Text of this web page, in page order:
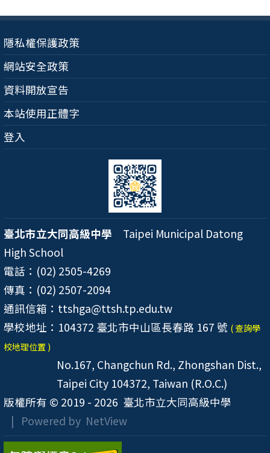
隱私權保護政策
網站安全政策
資料開放宣告
本站使用正體字
登入
臺北市立大同高級中學 Taipei Municipal Datong
High School
電話：(02) 2505-4269
傳真：(02) 2507-2094
通訊信箱：ttshga@ttsh.tp.edu.tw
學校地址：104372 臺北市中山區長春路 167 號 ( 查詢學
校地理位置 )
No.167, Changchun Rd., Zhongshan Dist.,
Taipei City 104372, Taiwan (R.O.C.)
版權所有 © 2019 - 2026 臺北市立大同高級中學
| Powered by NetView